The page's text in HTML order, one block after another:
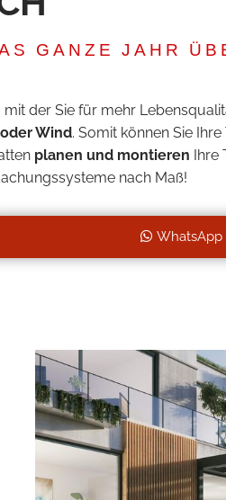
GANZE JAHR
mit der Sie für mehr
Wind. Somit können Sie
planen und montieren Ihre
nach Maß!